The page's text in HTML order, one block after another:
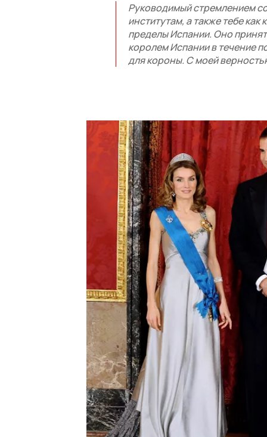
Руководимый стремлением
институтам, а также тебе
пределы Испании. Оно
королем Испании в течение
для короны. С моей